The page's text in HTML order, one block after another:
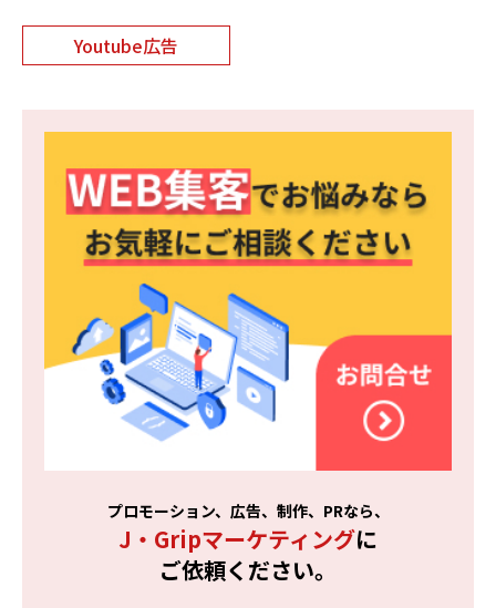
Youtube広告
プロモーション、広告、制作、PRなら、
J・Gripマーケティングに
ご依頼ください。